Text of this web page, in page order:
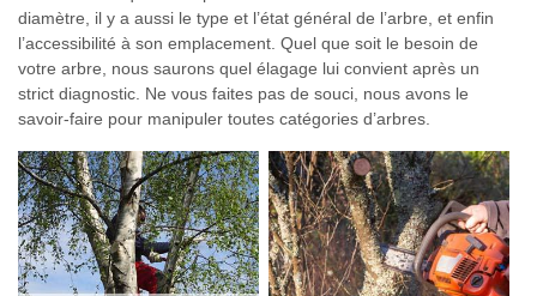
diamètre, il y a aussi le type et l’état général de l’arbre, et enfin
l’accessibilité à son emplacement. Quel que soit le besoin de
votre arbre, nous saurons quel élagage lui convient après un
strict diagnostic. Ne vous faites pas de souci, nous avons le
savoir-faire pour manipuler toutes catégories d’arbres.